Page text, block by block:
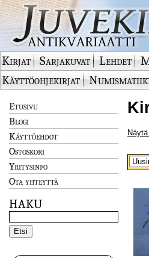
Kirjat Sarjakuvat Lehdet
Käyttöohjekirjat
Etusivu
Blogi
Käyttöehdot
Ostoskori
Yritysinfo
Ota yhteyttä
HAKU